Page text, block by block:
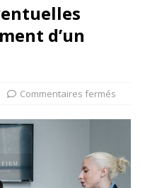
d’un
Commentaires fermés